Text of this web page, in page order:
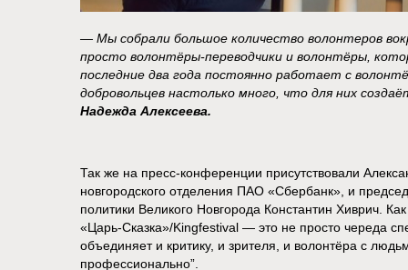
— Мы собрали большое количество волонтеров
просто волонтёры-переводчики и волонтёры,
последние два года постоянно работает с
добровольцев настолько много, что для них
Надежда Алексеева.
Так же на пресс-конференции присутствовали
новгородского отделения ПАО «Сбербанк», и
политики Великого Новгорода Константин Хиврич.
«Царь-Сказка»/Kingfestival — это не просто череда
объединяет и критику, и зрителя, и волонтёра с
профессионально”.